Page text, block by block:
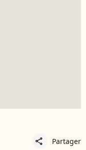
share Partager